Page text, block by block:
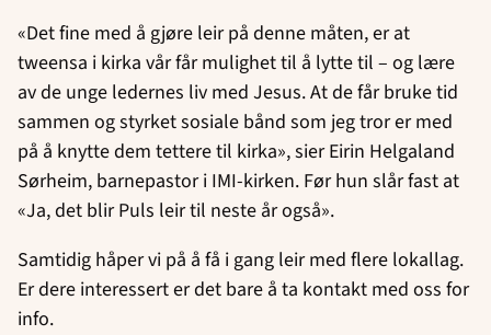
«Det fine med å gjøre leir på denne måten, er at
tweensa i kirka vår får mulighet til å lytte til – og lære
av de unge ledernes liv med Jesus. At de får bruke tid
sammen og styrket sosiale bånd som jeg tror er med
på å knytte dem tettere til kirka», sier Eirin Helgaland
Sørheim, barnepastor i IMI-kirken. Før hun slår fast at
«Ja, det blir Puls leir til neste år også».
Samtidig håper vi på å få i gang leir med flere lokallag.
Er dere interessert er det bare å ta kontakt med oss for
info.